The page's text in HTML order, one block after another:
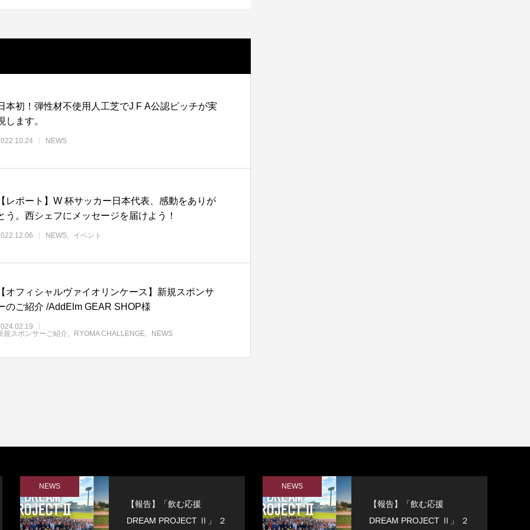
本初！弾性材不使用人工芝でJ F A公認ピッチが実
します。
NEWS
レポート】W 杯サッカー日本代表、感動をありが
う。西シェフにメッセージを届けよう！
NEWS イベント
オフィシャルヴァイオリンケース】新規スポンサ
のご紹介 /AddElm GEAR SHOP様
規スポンサーご紹介
RYOMA CHALLENGE NEWS
NEWS
【報告】「飲む応援
DREAM PROJECT Ⅱ」 ２
NEWS
【報告】「飲む応援
DREAM PROJECT Ⅱ」 ２